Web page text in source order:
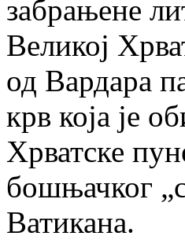
забрањене
Великој
од Вардара
крв која је
Хрватске
бошњачког
Ватикана.